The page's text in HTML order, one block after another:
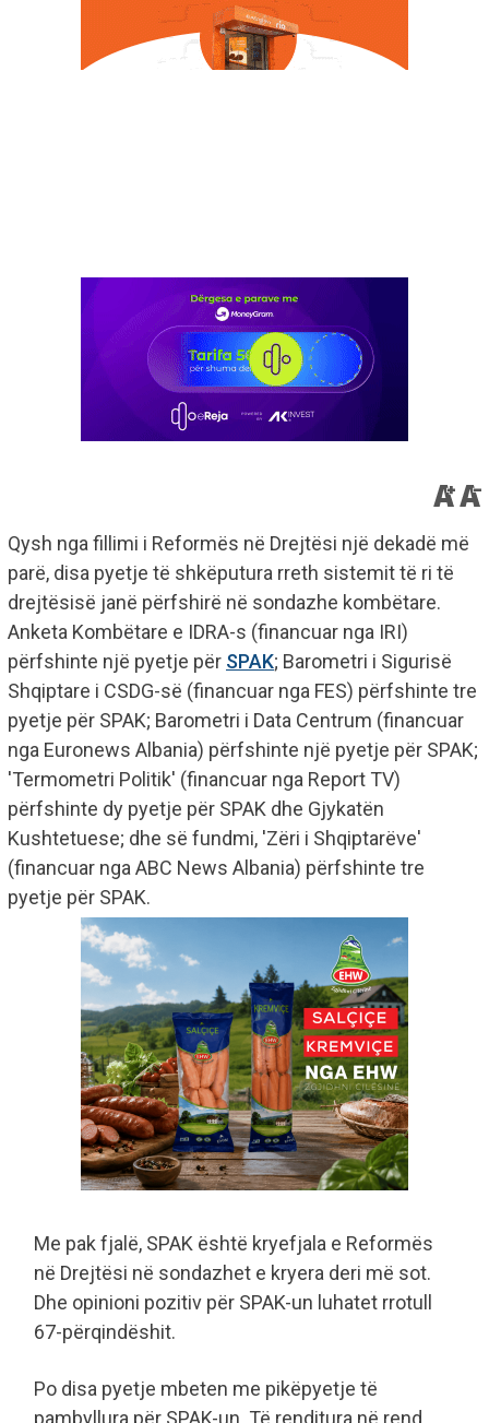
Qysh nga fillimi i Reformës në Drejtësi një dekadë më
parë, disa pyetje të shkëputura rreth sistemit të ri të
drejtësisë janë përfshirë në sondazhe kombëtare.
Anketa Kombëtare e IDRA-s (financuar nga IRI)
përfshinte një pyetje për SPAK; Barometri i Sigurisë
Shqiptare i CSDG-së (financuar nga FES) përfshinte tre
pyetje për SPAK; Barometri i Data Centrum (financuar
nga Euronews Albania) përfshinte një pyetje për SPAK;
'Termometri Politik' (financuar nga Report TV)
përfshinte dy pyetje për SPAK dhe Gjykatën
Kushtetuese; dhe së fundmi, 'Zëri i Shqiptarëve'
(financuar nga ABC News Albania) përfshinte tre
pyetje për SPAK.
Me pak fjalë, SPAK është kryefjala e Reformës
në Drejtësi në sondazhet e kryera deri më sot.
Dhe opinioni pozitiv për SPAK-un luhatet rrotull
67-përqindëshit.
Po disa pyetje mbeten me pikëpyetje të